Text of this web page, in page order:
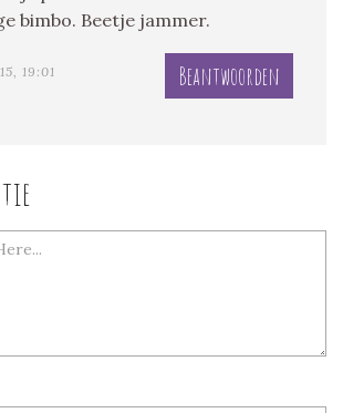
bimbo. Beetje jammer.
19:01 Beantwoorden